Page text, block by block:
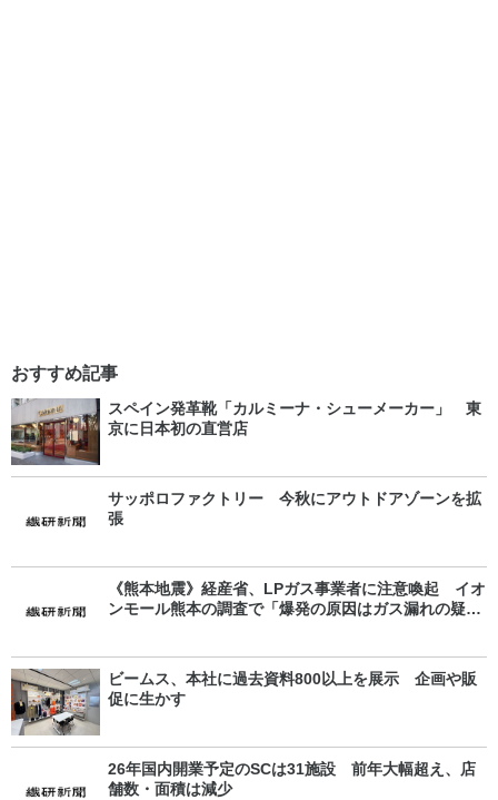
おすすめ記事
スペイン発革靴「カルミーナ・シューメーカー」 東
京に日本初の直営店
サッポロファクトリー 今秋にアウトドアゾーンを拡
張
《熊本地震》経産省、LPガス事業者に注意喚起 イオ
ンモール熊本の調査で「爆発の原因はガス漏れの疑
ビームス、本社に過去資料800以上を展示 企画や販
促に生かす
26年国内開業予定のSCは31施設 前年大幅超え、店
舗数・面積は減少